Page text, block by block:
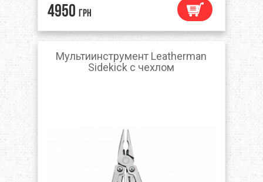
4950 грн
Мультиинструмент Leatherman
Sidekick с чехлом